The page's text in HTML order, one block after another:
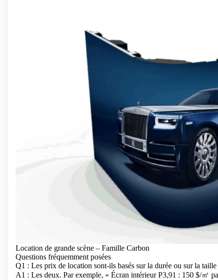
Location de grande scène – Famille Carbon
Questions fréquemment posées
Q1 : Les prix de location sont-ils basés sur la durée ou sur la taille
A1 : Les deux. Par exemple, « Écran intérieur P3,91 : 150 $/㎡